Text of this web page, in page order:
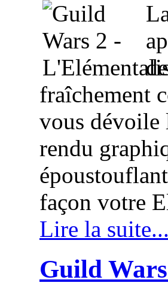
fraîchement
vous dévoile
rendu
façon votre
Lire la
Guild